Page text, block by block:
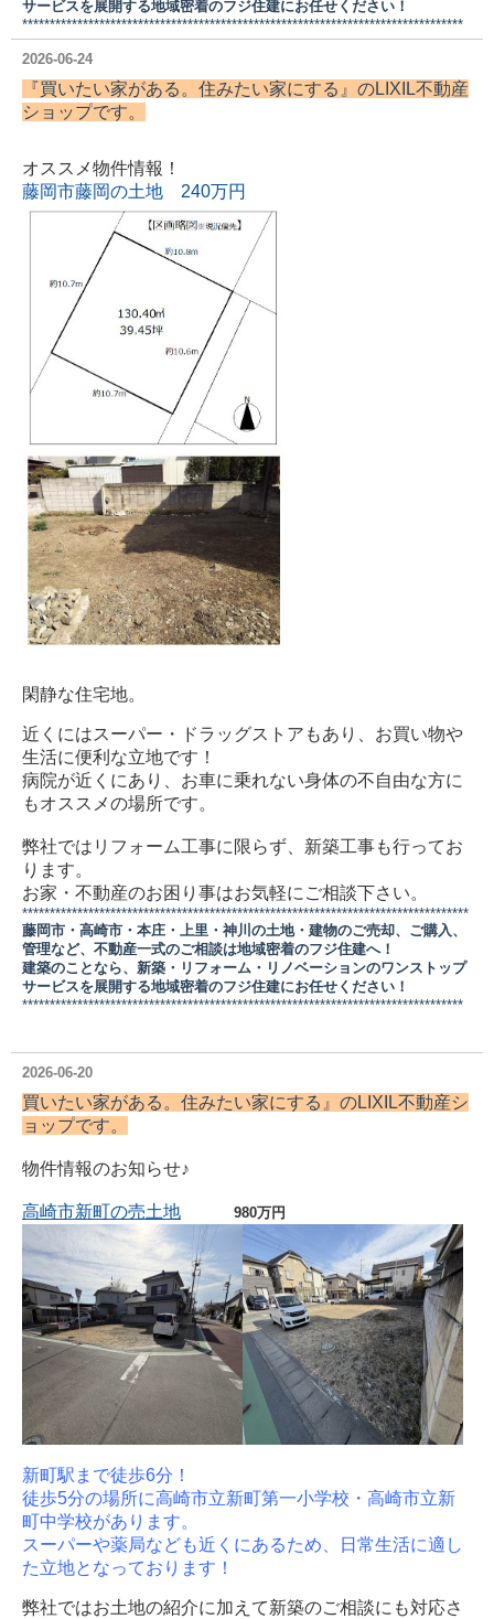
サービスを展開する地域密着のフジ住建にお任せください！
********************************************************************************
2026-06-24
『買いたい家がある。住みたい家にする』のLIXIL不動産
ショップです。
オススメ物件情報！
藤岡市藤岡の土地 240万円
閑静な住宅地。
近くにはスーパー・ドラッグストアもあり、お買い物や
生活に便利な立地です！
病院が近くにあり、お車に乗れない身体の不自由な方に
もオススメの場所です。
弊社ではリフォーム工事に限らず、新築工事も行ってお
ります。
お家・不動産のお困り事はお気軽にご相談下さい。
*********************************************************************************
藤岡市・高崎市・本庄・上里・神川の土地・建物のご売却、ご購入、
管理など、不動産一式のご相談は地域密着のフジ住建へ！
建築のことなら、新築・リフォーム・リノベーションのワンストップ
サービスを展開する地域密着のフジ住建にお任せください！
********************************************************************************
2026-06-20
買いたい家がある。住みたい家にする』のLIXIL不動産シ
ョップです。
物件情報のお知らせ♪
高崎市新町の売土地 980万円
新町駅まで徒歩6分！
徒歩5分の場所に高崎市立新町第一小学校・高崎市立新
町中学校があります。
スーパーや薬局なども近くにあるため、日常生活に適し
た立地となっております！
弊社ではお土地の紹介に加えて新築のご相談にも対応さ